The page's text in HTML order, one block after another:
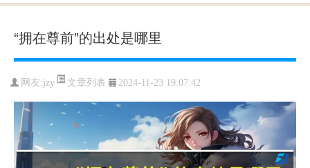
“拥在尊前”的出处是哪里
网友:jzy 文章列表 2024-11-23 19:07:42